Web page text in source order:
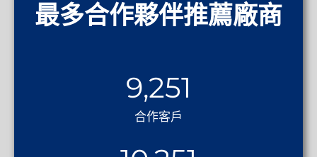
最多合作夥伴推薦廠商
合作客戶
9,251